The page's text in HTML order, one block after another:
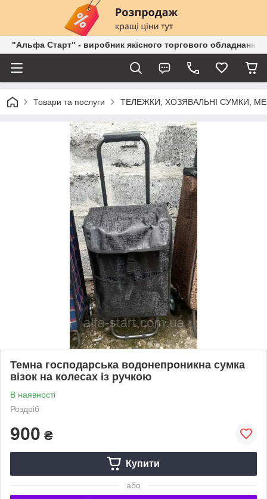
"Альфа Старт" - виробник якісного торгового обладнання
Товари та послуги ТЕЛЕЖКИ, ХОЗЯВАЛЬНІ СУМКИ,
Темна господарська водонепроникна сумка
візок на колесах із ручкою
В наявності
Роздріб
900 ₴
Купити
або